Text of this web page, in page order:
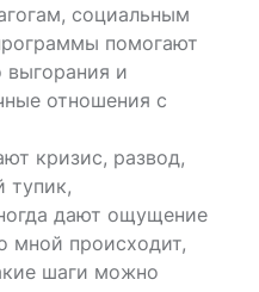
социальным
помогают
выгорания и
отношения с
кризис, развод,
тупик,
дают ощущение
мной происходит,
шаги можно